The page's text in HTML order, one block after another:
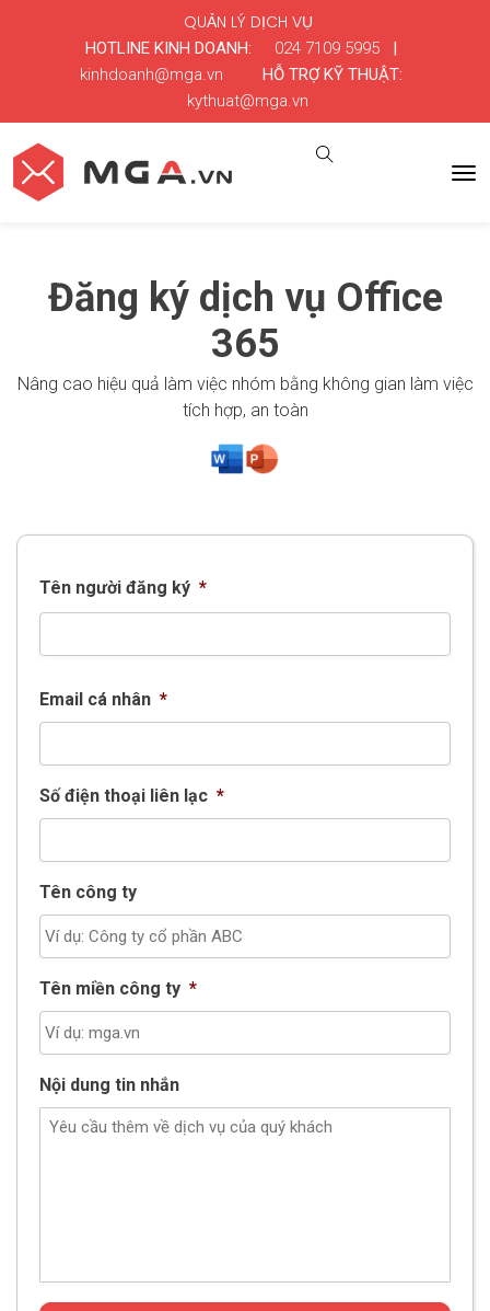
HOTLINE KINH DOANH: 024 7109 5995|
kinhdoanh@mga.vn
HỖ TRỢ KỸ THUẬT:
kythuat@mga.vn
QUẢN LÝ DỊCH VỤ
Đăng ký dịch vụ Office
365
Nâng cao hiệu quả làm việc nhóm bằng không gian làm việc
tích hợp, an toàn
Tên người đăng ký *
Email cá nhân *
Số điện thoại liên lạc *
Tên công ty
Tên miền công ty *
Nội dung tin nhắn